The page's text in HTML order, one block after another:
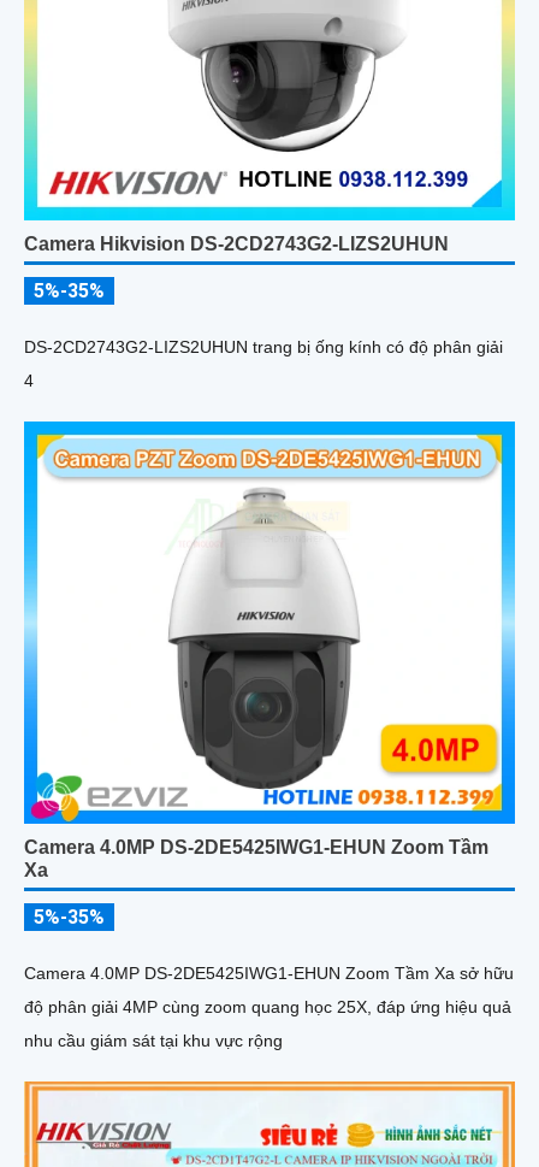
Camera Hikvision DS-2CD2743G2-LIZS2UHUN
5%-35%
DS-2CD2743G2-LIZS2UHUN trang bị ống kính có độ phân giải
4
Camera 4.0MP DS-2DE5425IWG1-EHUN Zoom Tầm
Xa
5%-35%
Camera 4.0MP DS-2DE5425IWG1-EHUN Zoom Tầm Xa sở hữu
độ phân giải 4MP cùng zoom quang học 25X, đáp ứng hiệu quả
nhu cầu giám sát tại khu vực rộng